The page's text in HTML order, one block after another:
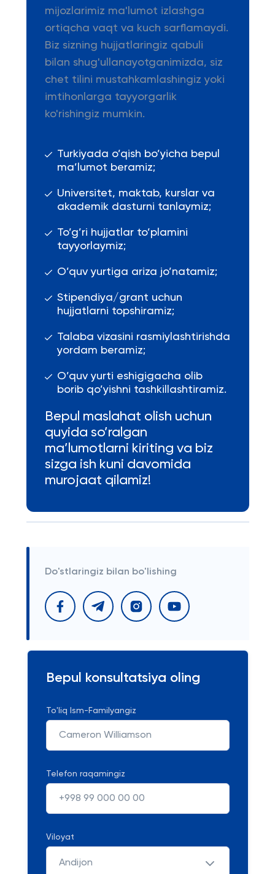
mijozlarimiz ma'lumot izlashga
ortiqcha vaqt va kuch sarflamaydi.
Biz sizning hujjatlaringiz qabuli
bilan shug'ullanayotganimizda, siz
chet tilini mustahkamlashingiz yoki
imtihonlarga tayyorgarlik
ko'rishingiz mumkin.
Turkiyada o’qish bo’yicha bepul
ma’lumot beramiz;
Universitet, maktab, kurslar va
akademik dasturni tanlaymiz;
To’g’ri hujjatlar to’plamini
tayyorlaymiz;
O’quv yurtiga ariza jo’natamiz;
Stipendiya/grant uchun
hujjatlarni topshiramiz;
Talaba vizasini rasmiylashtirishda
yordam beramiz;
O’quv yurti eshigigacha olib
borib qo’yishni tashkillashtiramiz.
Bepul maslahat olish uchun
quyida so’ralgan
ma’lumotlarni kiriting va biz
sizga ish kuni davomida
murojaat qilamiz!
Do'stlaringiz bilan bo'lishing
Bepul konsultatsiya oling
To'liq Ism-Familyangiz
Telefon raqamingiz
Viloyat
Andijon